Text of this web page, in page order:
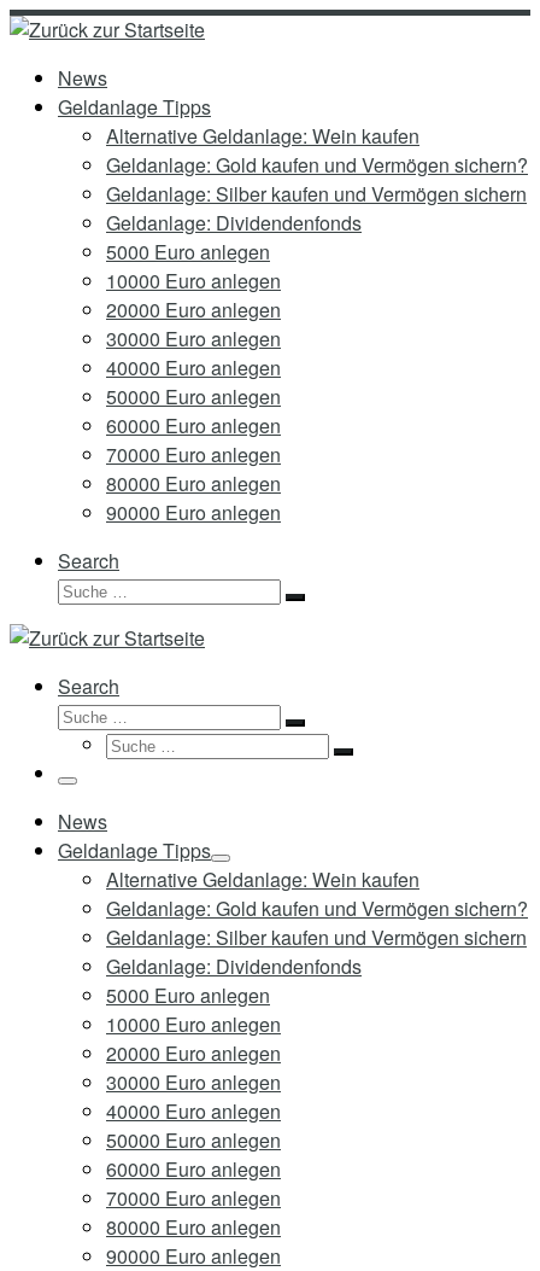
Zum
springenNews
Geldanlage Tipps
Alternative Geldanlage: Wein kaufen
Geldanlage: Gold kaufen und Vermögen sichern?
Geldanlage: Silber kaufen und Vermögen sichern
Geldanlage: Dividendenfonds
5000 Euro anlegen
10000 Euro anlegen
20000 Euro anlegen
30000 Euro anlegen
40000 Euro anlegen
50000 Euro anlegen
60000 Euro anlegen
70000 Euro anlegen
80000 Euro anlegen
90000 Euro anlegen
Search
Suche
Suche
Search
Suche
Suche
Suche
Suche
Menü
News
Geldanlage Tipps
Alternative Geldanlage: Wein kaufen
Geldanlage: Gold kaufen und Vermögen sichern?
Geldanlage: Silber kaufen und Vermögen sichern
Geldanlage: Dividendenfonds
5000 Euro anlegen
10000 Euro anlegen
20000 Euro anlegen
30000 Euro anlegen
40000 Euro anlegen
50000 Euro anlegen
60000 Euro anlegen
70000 Euro anlegen
80000 Euro anlegen
90000 Euro anlegen